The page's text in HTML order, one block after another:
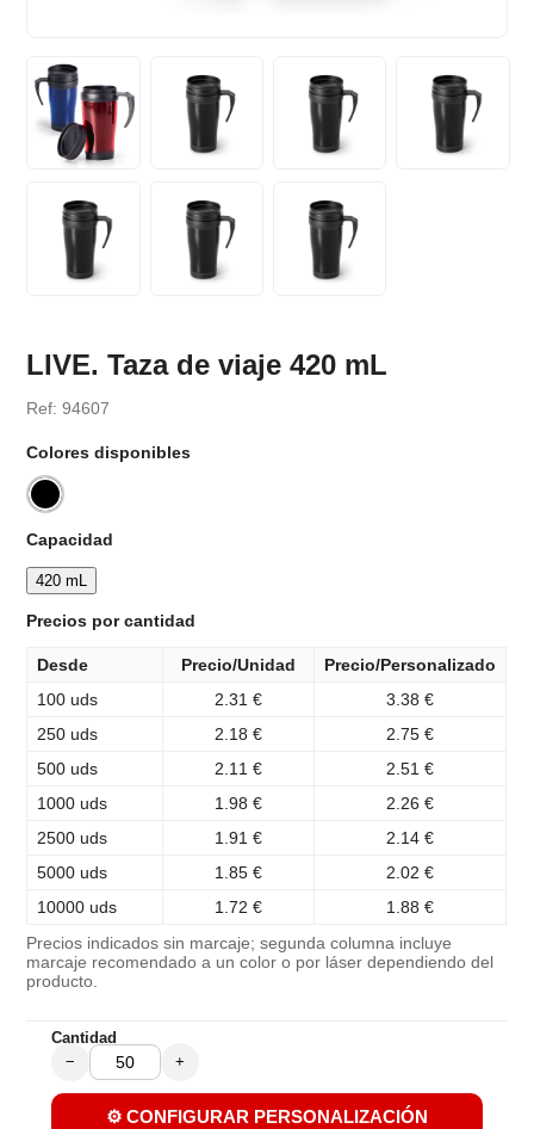
LIVE. Taza de viaje 420 mL
Ref: 94607
Colores disponibles
Capacidad
420 mL
Precios por cantidad
Desde Precio/Unidad
Precio/Personalizado
100 uds
2.31 €
3.38 €
250 uds
2.18 €
2.75 €
500 uds
2.11 €
2.51 €
1000 uds
1.98 €
2.26 €
2500 uds
1.91 €
2.14 €
5000 uds
1.85 €
2.02 €
10000 uds
1.72 € 1.88 €
Precios indicados sin marcaje; segunda columna incluye
marcaje recomendado a un color o por láser dependiendo del
producto.
Cantidad
− +
⚙️ CONFIGURAR PERSONALIZACIÓN